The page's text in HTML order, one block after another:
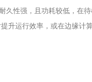
性强，且功耗较低，在待
运行效率，或在边缘计